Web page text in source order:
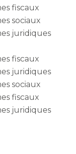
fiscaux
sociaux
juridiques
fiscaux
juridiques
sociaux
fiscaux
juridiques